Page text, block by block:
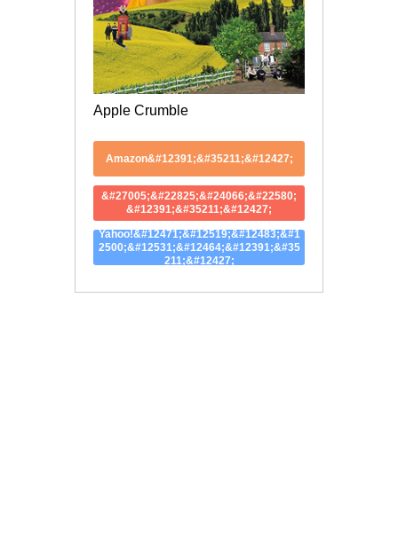
Apple Crumble
Amazon&#12391;&#35211;&#12427;
&#27005;&#22825;&#24066;&#22580;
&#12391;&#35211;&#12427;
Yahoo!&#12471;&#12519;&#12483;&#1
2500;&#12531;&#12464;&#12391;&#35
211;&#12427;